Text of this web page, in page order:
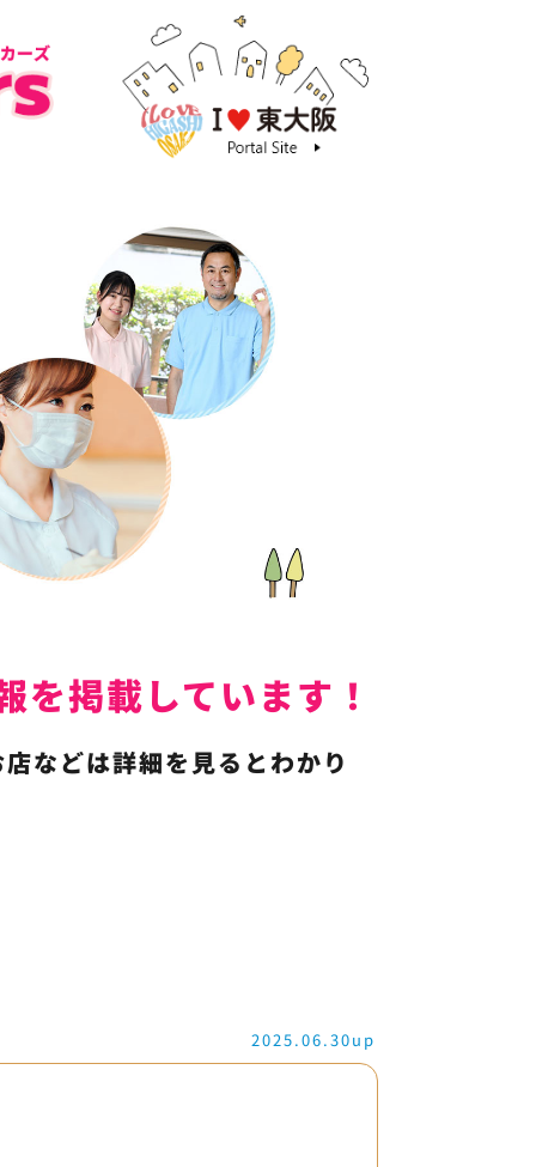
掲載しています！
などは詳細を見るとわかり
2025.06.30up